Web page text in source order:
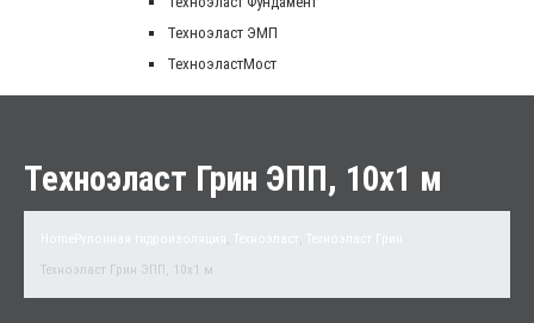
Техноэласт ЭМП
ТехноэластМост
Техноэласт Грин ЭПП, 10х1 м
, ,
Техноэласт Грин ЭПП, 10х1 м